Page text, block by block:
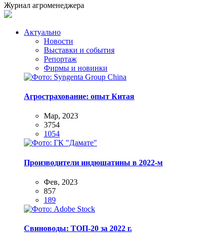
Журнал агроменеджера
Актуально
Новости
Выставки и события
Репортаж
Фирмы и новинки
Агрострахование: опыт Китая
Мар, 2023
3754
1054
Производители индюшатины в 2022-м
Фев, 2023
857
189
Свиноводы: ТОП-20 за 2022 г.